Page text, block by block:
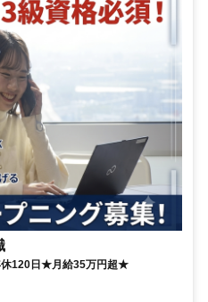
120日★月給35万円超★